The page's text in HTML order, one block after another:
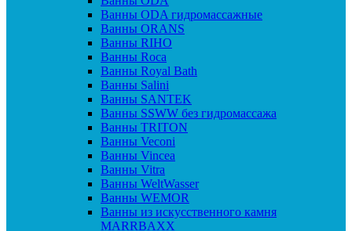
Ванны ODA гидромассажные
Ванны ORANS
Ванны RIHO
Ванны Roca
Ванны Royal Bath
Ванны Salini
Ванны SANTEK
Ванны SSWW без гидромассажа
Ванны TRITON
Ванны Veconi
Ванны Vincea
Ванны Vitra
Ванны WeltWasser
Ванны WEMOR
Ванны из искусственного камня
MARRBAXX